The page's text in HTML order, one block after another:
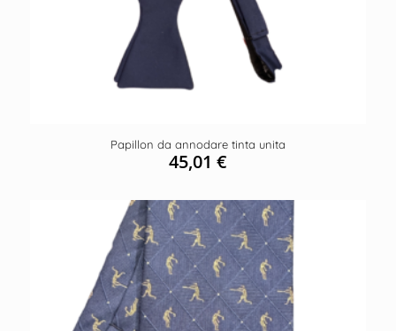
Papillon da annodare tinta unita
45,01€